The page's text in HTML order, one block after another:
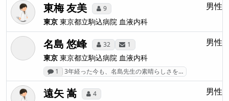
東梅 友美 9
東京 東京都立駒込病院 血液内科
男性
名島 悠峰 32 1
東京 東京都立駒込病院 血液内科
1 3年経った今も、名島先生の素晴らしさを…
男性
遠矢 嵩 4 男性